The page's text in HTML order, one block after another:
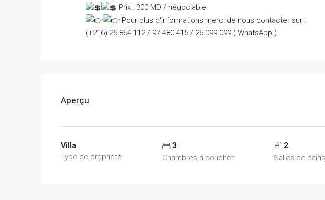
Prix : 300 MD / négociable
Pour plus d'informations merci de nous contacter sur :
(+216) 26 864 112 / 97 480 415 / 26 099 099 ( WhatsApp )
Aperçu
Villa
Type de propriété
3
Chambres à coucher
2
Salles de bains